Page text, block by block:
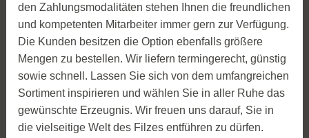
den Zahlungsmodalitäten stehen Ihnen die freundlichen
und kompetenten Mitarbeiter immer gern zur Verfügung.
Die Kunden besitzen die Option ebenfalls größere
Mengen zu bestellen. Wir liefern termingerecht, günstig
sowie schnell. Lassen Sie sich von dem umfangreichen
Sortiment inspirieren und wählen Sie in aller Ruhe das
gewünschte Erzeugnis. Wir freuen uns darauf, Sie in
die vielseitige Welt des Filzes entführen zu dürfen.